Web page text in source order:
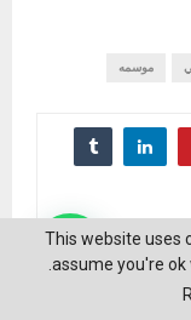
موسمه
This website uses
assume you're ok